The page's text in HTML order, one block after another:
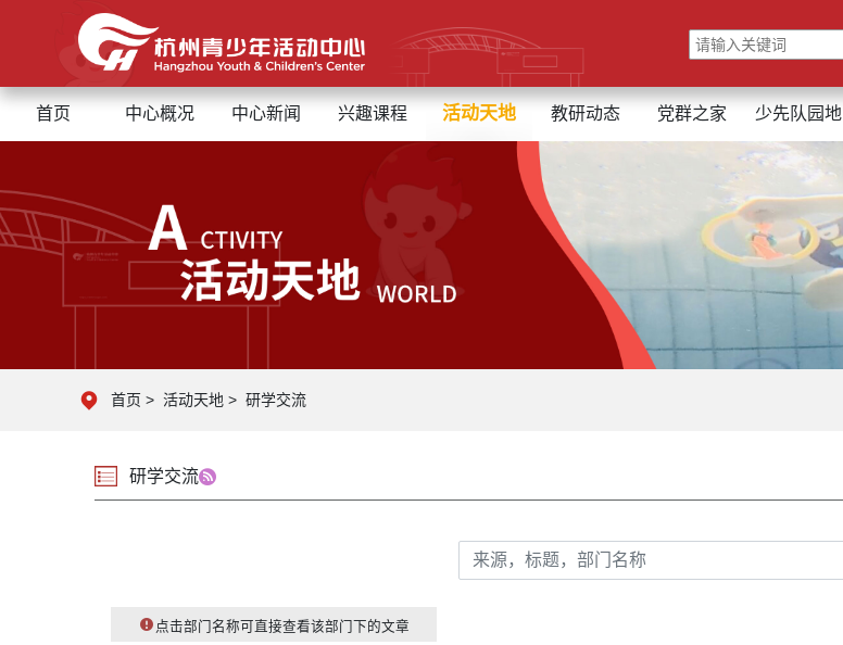
首页 中心概况 中心新闻 兴趣课程 活动天地 教研动态 党群之家 少先队园地
首页 > 活动天地 > 研学交流
研学交流
点击部门名称可直接查看该部门下的文章